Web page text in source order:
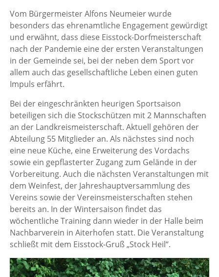
Vom Bürgermeister Alfons Neumeier wurde
besonders das ehrenamtliche Engagement gewürdigt
und erwähnt, dass diese Eisstock-Dorfmeisterschaft
nach der Pandemie eine der ersten Veranstaltungen
in der Gemeinde sei, bei der neben dem Sport vor
allem auch das gesellschaftliche Leben einen guten
Impuls erfährt.
Bei der eingeschränkten heurigen Sportsaison
beteiligen sich die Stockschützen mit 2 Mannschaften
an der Landkreismeisterschaft. Aktuell gehören der
Abteilung 55 Mitglieder an. Als nächstes sind noch
eine neue Küche, eine Erweiterung des Vordachs
sowie ein gepflasterter Zugang zum Gelände in der
Vorbereitung. Auch die nächsten Veranstaltungen mit
dem Weinfest, der Jahreshauptversammlung des
Vereins sowie der Vereinsmeisterschaften stehen
bereits an. In der Wintersaison findet das
wöchentliche Training dann wieder in der Halle beim
Nachbarverein in Aiterhofen statt. Die Veranstaltung
schließt mit dem Eisstock-Gruß „Stock Heil“.